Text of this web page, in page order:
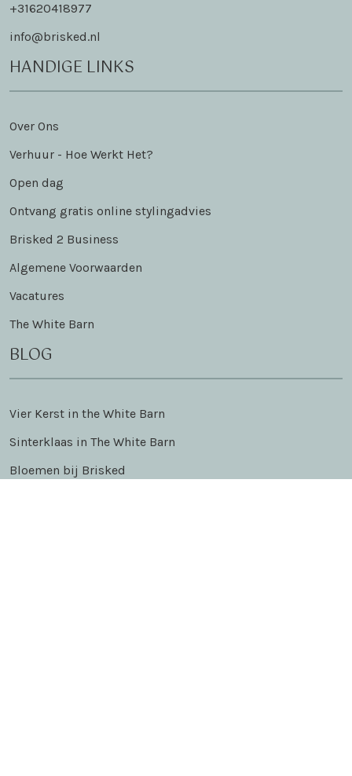
+31620418977
info@brisked.nl
HANDIGE LINKS
Over Ons
Verhuur - Hoe Werkt Het?
Open dag
Ontvang gratis online stylingadvies
Brisked 2 Business
Algemene Voorwaarden
Vacatures
The White Barn
BLOG
Vier Kerst in the White Barn
Sinterklaas in The White Barn
Bloemen bij Brisked